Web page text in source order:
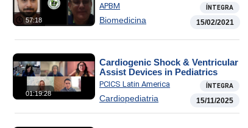
57:18
APBM ÍNTEGRA
Biomedicina 15/02/2021
01:19:28
Cardiogenic Shock & Ventricular
Assist Devices in Pediatrics
PCICS Latin America ÍNTEGRA
Cardiopediatria 15/11/2025